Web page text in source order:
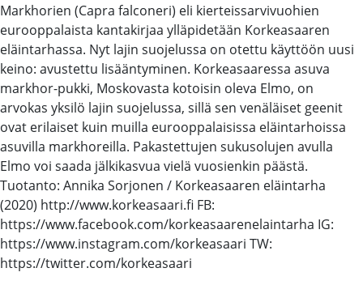
Markhorien (Capra falconeri) eli kierteissarvivuohien
eurooppalaista kantakirjaa ylläpidetään Korkeasaaren
eläintarhassa. Nyt lajin suojelussa on otettu käyttöön uusi
keino: avustettu lisääntyminen. Korkeasaaressa asuva
markhor-pukki, Moskovasta kotoisin oleva Elmo, on
arvokas yksilö lajin suojelussa, sillä sen venäläiset geenit
ovat erilaiset kuin muilla eurooppalaisissa eläintarhoissa
asuvilla markhoreilla. Pakastettujen sukusolujen avulla
Elmo voi saada jälkikasvua vielä vuosienkin päästä.
Tuotanto: Annika Sorjonen / Korkeasaaren eläintarha
(2020) http://www.korkeasaari.fi FB:
https://www.facebook.com/korkeasaarenelaintarha IG:
https://www.instagram.com/korkeasaari TW:
https://twitter.com/korkeasaari